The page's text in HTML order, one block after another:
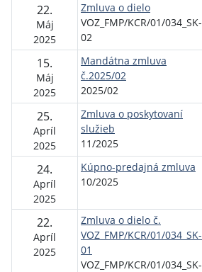
22.
Máj
2025
Zmluva o dielo
VOZ_FMP/KCR/01/034_SK-
02
15.
Máj
2025
Mandátna zmluva
č.2025/02
2025/02
25.
Apríl
2025
Zmluva o poskytovaní
služieb
11/2025
24.
Apríl
2025
Kúpno-predajná zmluva
10/2025
22.
Apríl
2025
Zmluva o dielo č.
VOZ_FMP/KCR/01/034_SK-
01
VOZ_FMP/KCR/01/034_SK-